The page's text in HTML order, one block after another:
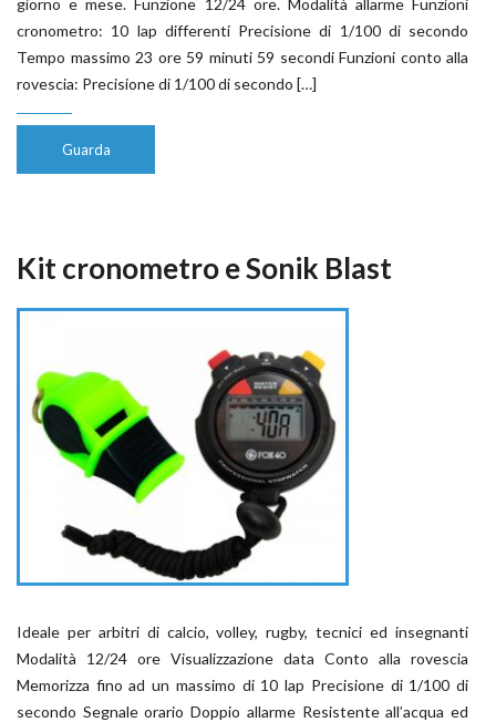
giorno e mese. Funzione 12/24 ore. Modalità allarme Funzioni
cronometro: 10 lap differenti Precisione di 1/100 di secondo
Tempo massimo 23 ore 59 minuti 59 secondi Funzioni conto alla
rovescia: Precisione di 1/100 di secondo […]
Guarda
Kit cronometro e Sonik Blast
Ideale per arbitri di calcio, volley, rugby, tecnici ed insegnanti
Modalità 12/24 ore Visualizzazione data Conto alla rovescia
Memorizza fino ad un massimo di 10 lap Precisione di 1/100 di
secondo Segnale orario Doppio allarme Resistente all’acqua ed